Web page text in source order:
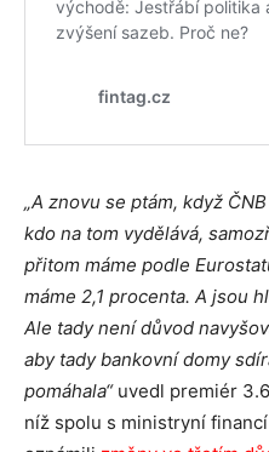
„A znovu se ptám, když
kdo na tom vydělává,
přitom máme podle
máme 2,1 procenta. A jsou
Ale tady není důvod
aby tady bankovní domy
pomáhala“uvedl premiér
níž spolu s ministryní